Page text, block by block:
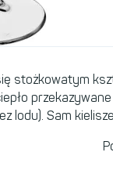
stożkowatym
lodu). Sam